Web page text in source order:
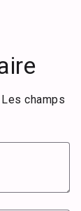
Les champs